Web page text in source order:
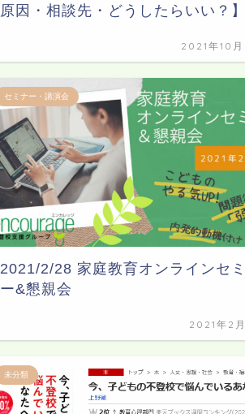
原因・相談先・どうしたらいい？】
2021年10月
セミナー・講演会
2021/2/28 家庭教育オンラインセ
ー&懇親会
2021年2
未分類